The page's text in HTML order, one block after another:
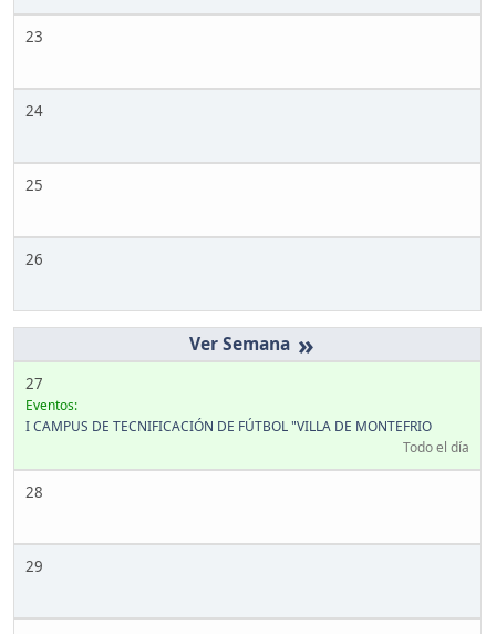
23
24
25
26
»
27
Eventos:
I CAMPUS DE TECNIFICACIÓN DE FÚTBOL "VILLA DE MONTEFRIO
Todo el día
28
29